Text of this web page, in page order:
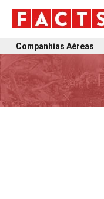
Companhias Aéreas